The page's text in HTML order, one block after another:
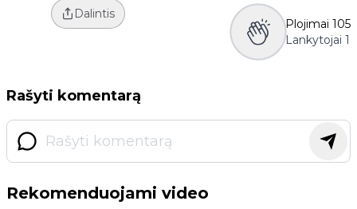
Dalintis
Plojimai 105
Lankytojai 1
Rašyti komentarą
Rekomenduojami video